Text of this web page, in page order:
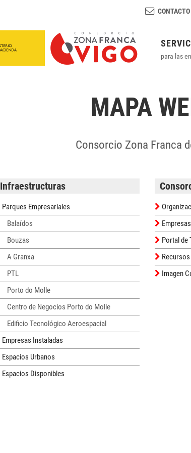
CONTACTO
para las
MAPA
Consorcio Zona Franca
Infraestructuras
Parques Empresariales
Balaídos
Bouzas
A Granxa
PTL
Porto do Molle
Centro de Negocios Porto do Molle
Edificio Tecnológico Aeroespacial
Empresas Instaladas
Espacios Urbanos
Espacios Disponibles
Portal de
Imagen